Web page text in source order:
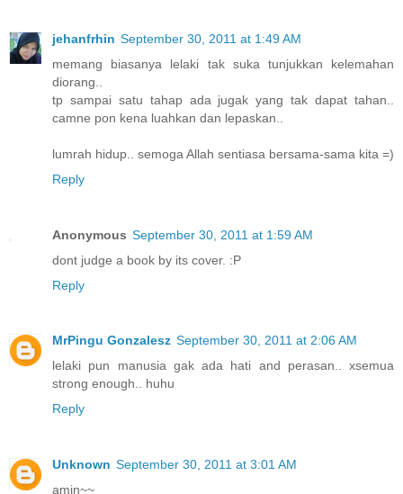
jehanfrhin September 30, 2011 at 1:49 AM
memang biasanya lelaki tak suka tunjukkan kelemahan
diorang..
tp sampai satu tahap ada jugak yang tak dapat tahan..
camne pon kena luahkan dan lepaskan..
lumrah hidup.. semoga Allah sentiasa bersama-sama kita =)
Reply
Anonymous September 30, 2011 at 1:59 AM
dont judge a book by its cover. :P
Reply
MrPingu Gonzalesz September 30, 2011 at 2:06 AM
lelaki pun manusia gak ada hati and perasan.. xsemua
strong enough.. huhu
Reply
Unknown September 30, 2011 at 3:01 AM
amin~~